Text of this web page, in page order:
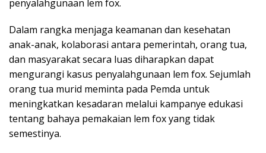
penyalahgunaan lem fox.
Dalam rangka menjaga keamanan dan kesehatan
anak-anak, kolaborasi antara pemerintah, orang tua,
dan masyarakat secara luas diharapkan dapat
mengurangi kasus penyalahgunaan lem fox. Sejumlah
orang tua murid meminta pada Pemda untuk
meningkatkan kesadaran melalui kampanye edukasi
tentang bahaya pemakaian lem fox yang tidak
semestinya.